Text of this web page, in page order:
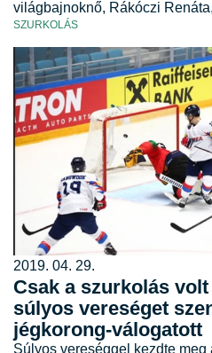
világbajnoknő, Rákóczi
SZURKOLÁS
2019. 04. 29.
Csak a szurkolás
súlyos vereséget
jégkorong-válogatott
Súlyos vereséggel kezdte